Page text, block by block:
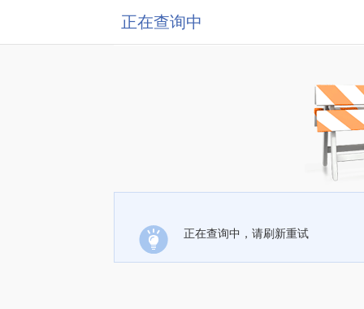
正在查询中
正在查询中，请刷新重试